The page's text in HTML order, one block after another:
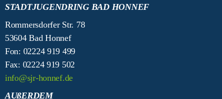
STADTJUGENDRING BAD HONNEF
Rommersdorfer Str. 78
53604 Bad Honnef
Fon: 02224 919 499
Fax: 02224 919 502
info@sjr-honnef.de
AUßERDEM